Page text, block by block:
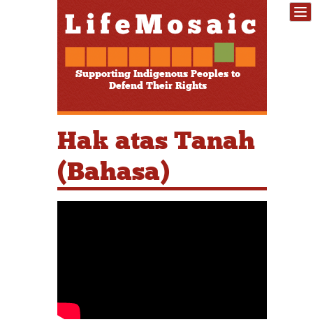
Supporting Indigenous Peoples to
Defend Their Rights
Hak atas Tanah
(Bahasa)